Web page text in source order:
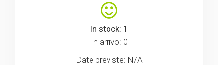
In stock: 1
In arrivo: 0
Date previste: N/A